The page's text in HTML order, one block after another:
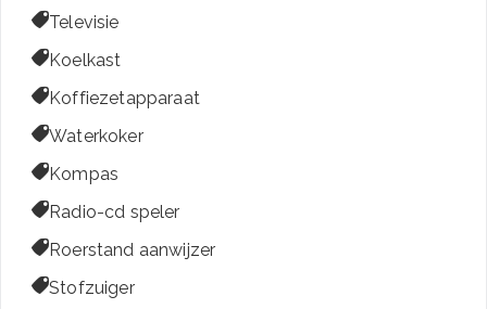
Televisie
Koelkast
Koffiezetapparaat
Waterkoker
Kompas
Radio-cd speler
Roerstand aanwijzer
Stofzuiger